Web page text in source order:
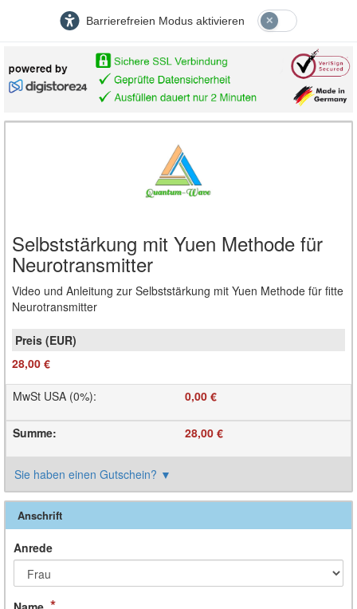
Barrierefreien Modus aktivieren
Selbststärkung mit Yuen Methode für
Neurotransmitter
Video und Anleitung zur Selbststärkung mit Yuen Methode für fitte
Neurotransmitter
28,00 €
MwSt USA (0%): 0,00 €
Summe: 28,00 €
Sie haben einen Gutschein? ▼
Anschrift
Anrede